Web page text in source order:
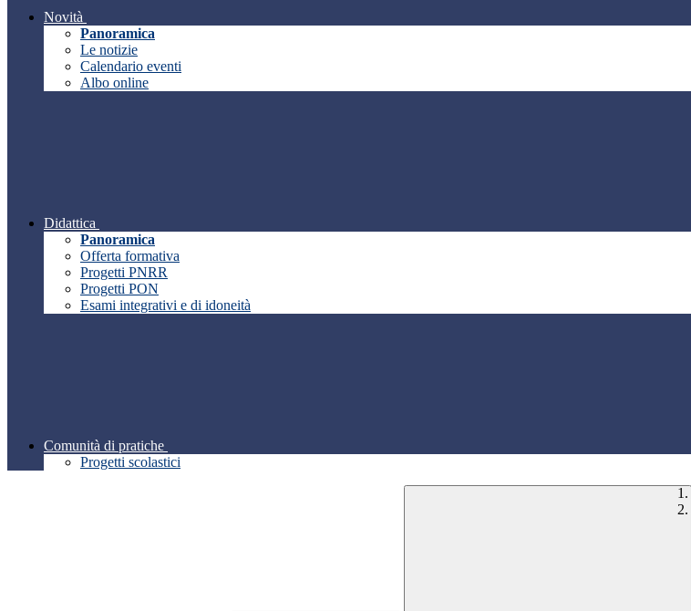
Novità
Panoramica
Le notizie
Calendario eventi
Albo online
Didattica
Panoramica
Offerta formativa
Progetti PNRR
Progetti PON
Esami integrativi e di idoneità
Comunità di pratiche
Progetti scolastici